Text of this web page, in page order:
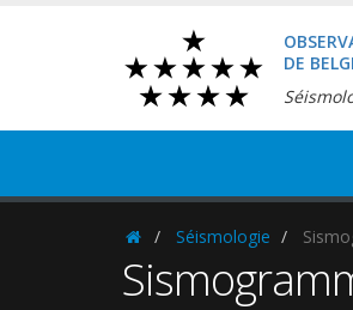
DE
HomepageSéismologie